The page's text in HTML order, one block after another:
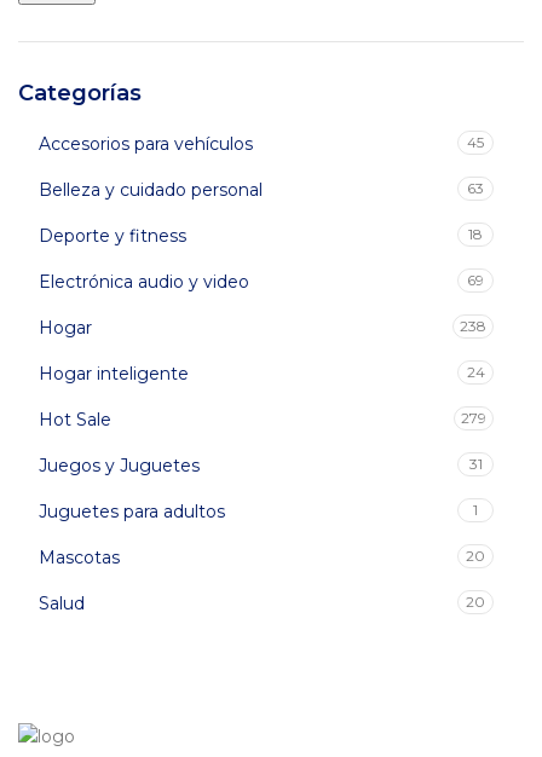
Categorías
Accesorios para vehículos 45
Belleza y cuidado personal 63
Deporte y fitness 18
Electrónica audio y video 69
Hogar 238
Hogar inteligente 24
Hot Sale 279
Juegos y Juguetes 31
Juguetes para adultos 1
Mascotas 20
Salud 20